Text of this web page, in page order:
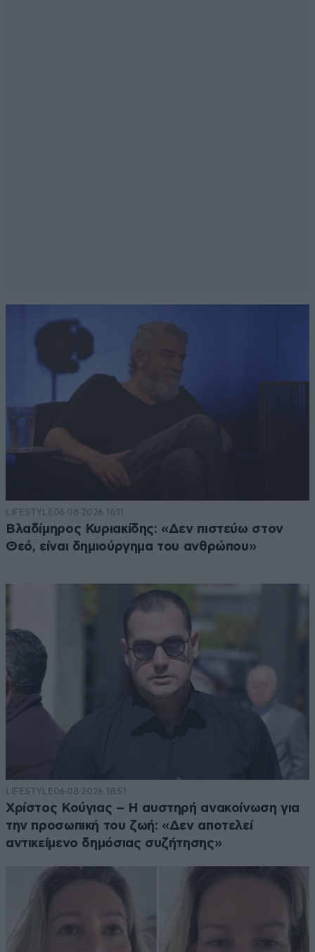
LIFESTYLE06·08·2026 16:11
Βλαδίμηρος Κυριακίδης: «Δεν πιστεύω στον
Θεό, είναι δημιούργημα του ανθρώπου»
LIFESTYLE06·08·2026 18:51
Χρίστος Κούγιας – Η αυστηρή ανακοίνωση για
την προσωπική του ζωή: «Δεν αποτελεί
αντικείμενο δημόσιας συζήτησης»